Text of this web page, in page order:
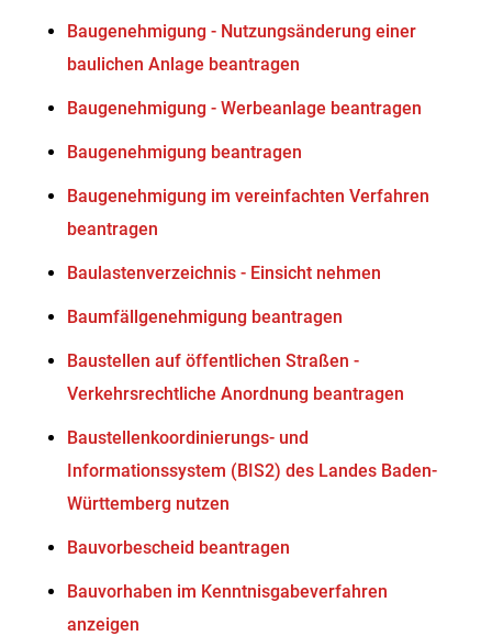
Baugenehmigung - Nutzungsänderung einer
baulichen Anlage beantragen
Baugenehmigung - Werbeanlage beantragen
Baugenehmigung beantragen
Baugenehmigung im vereinfachten Verfahren
beantragen
Baulastenverzeichnis - Einsicht nehmen
Baumfällgenehmigung beantragen
Baustellen auf öffentlichen Straßen -
Verkehrsrechtliche Anordnung beantragen
Baustellenkoordinierungs- und
Informationssystem (BIS2) des Landes Baden-
Württemberg nutzen
Bauvorbescheid beantragen
Bauvorhaben im Kenntnisgabeverfahren
anzeigen